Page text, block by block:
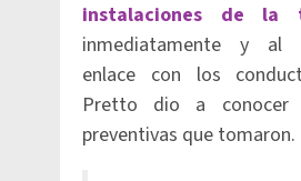
instalaciones de la
inmediatamente y al
enlace con los
Pretto dio a conocer
preventivas que tomaron.